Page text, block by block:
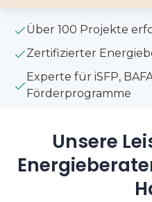
Über 100 Projekte
Zertifizierter
Experte für iSFP,
Förderprogramme
Unsere